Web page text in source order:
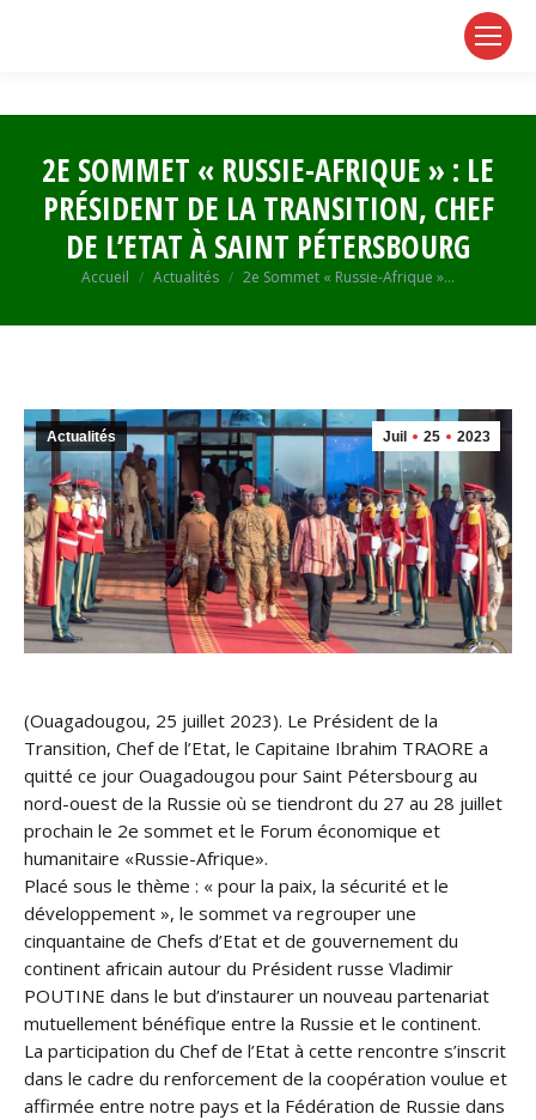
2E SOMMET « RUSSIE-AFRIQUE » : LE
PRÉSIDENT DE LA TRANSITION, CHEF
DE L’ETAT À SAINT PÉTERSBOURG
Vous êtes ici :
Accueil Actualités 2e Sommet « Russie-Afrique »…
Juil 25 2023
Actualités
(Ouagadougou, 25 juillet 2023). Le Président de la
Transition, Chef de l’Etat, le Capitaine Ibrahim TRAORE a
quitté ce jour Ouagadougou pour Saint Pétersbourg au
nord-ouest de la Russie où se tiendront du 27 au 28 juillet
prochain le 2e sommet et le Forum économique et
humanitaire «Russie-Afrique».
Placé sous le thème : « pour la paix, la sécurité et le
développement », le sommet va regrouper une
cinquantaine de Chefs d’Etat et de gouvernement du
continent africain autour du Président russe Vladimir
POUTINE dans le but d’instaurer un nouveau partenariat
mutuellement bénéfique entre la Russie et le continent.
La participation du Chef de l’Etat à cette rencontre s’inscrit
dans le cadre du renforcement de la coopération voulue et
affirmée entre notre pays et la Fédération de Russie dans